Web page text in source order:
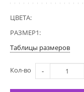
ЦВЕТА:
РАЗМЕР1:
Таблицы размеров
Кол-во -